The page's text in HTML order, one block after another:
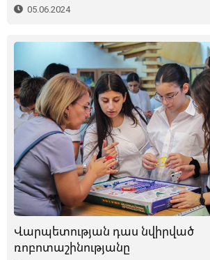
05.06.2024
Վարպետության դաս նվիրված
ռոբոտաշինությանը